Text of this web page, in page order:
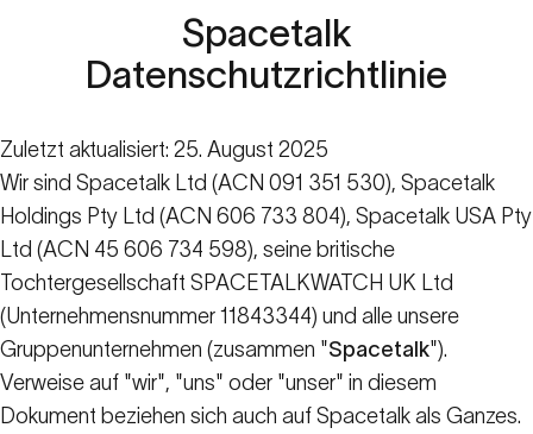
Spacetalk
Datenschutzrichtlinie
Zuletzt aktualisiert: 25. August 2025
Wir sind Spacetalk Ltd (ACN 091 351 530), Spacetalk
Holdings Pty Ltd (ACN 606 733 804), Spacetalk USA Pty
Ltd (ACN 45 606 734 598), seine britische
Tochtergesellschaft SPACETALKWATCH UK Ltd
(Unternehmensnummer 11843344) und alle unsere
Gruppenunternehmen (zusammen "Spacetalk").
Verweise auf "wir", "uns" oder "unser" in diesem
Dokument beziehen sich auch auf Spacetalk als Ganzes.